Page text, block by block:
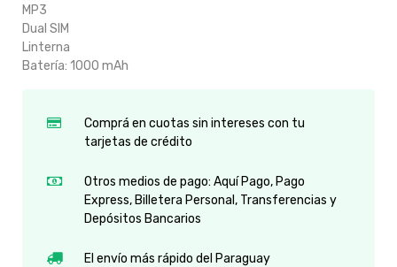
MP3
Dual SIM
Linterna
Batería: 1000 mAh
Comprá en cuotas sin intereses con tu
tarjetas de crédito
Otros medios de pago: Aquí Pago, Pago
Express, Billetera Personal, Transferencias y
Depósitos Bancarios
El envío más rápido del Paraguay